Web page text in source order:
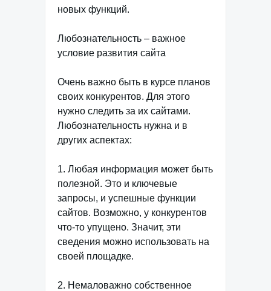
новых функций.
Любознательность – важное
условие развития сайта
Очень важно быть в курсе планов
своих конкурентов. Для этого
нужно следить за их сайтами.
Любознательность нужна и в
других аспектах:
1. Любая информация может быть
полезной. Это и ключевые
запросы, и успешные функции
сайтов. Возможно, у конкурентов
что-то упущено. Значит, эти
сведения можно использовать на
своей площадке.
2. Немаловажно собственное